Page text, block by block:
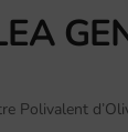
Polivalent